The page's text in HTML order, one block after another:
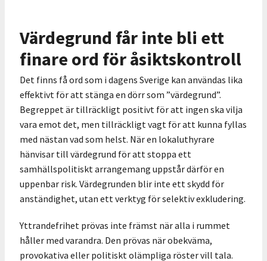
Värdegrund får inte bli ett
finare ord för åsiktskontroll
Det finns få ord som i dagens Sverige kan användas lika
effektivt för att stänga en dörr som ”värdegrund”.
Begreppet är tillräckligt positivt för att ingen ska vilja
vara emot det, men tillräckligt vagt för att kunna fyllas
med nästan vad som helst. När en lokaluthyrare
hänvisar till värdegrund för att stoppa ett
samhällspolitiskt arrangemang uppstår därför en
uppenbar risk. Värdegrunden blir inte ett skydd för
anständighet, utan ett verktyg för selektiv exkludering.
Yttrandefrihet prövas inte främst när alla i rummet
håller med varandra. Den prövas när obekväma,
provokativa eller politiskt olämpliga röster vill tala.